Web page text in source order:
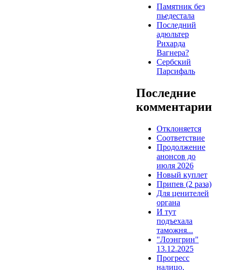
Памятник без
пьедестала
Последний
адюльтер
Рихарда
Вагнера?
Сербский
Парсифаль
Последние
комментарии
Отклоняется
Соответствие
Продолжение
анонсов до
июля 2026
Новый куплет
Припев (2 раза)
Для ценителей
органа
И тут
подъехала
таможня...
"Лоэнгрин"
13.12.2025
Прогресс
налицо,